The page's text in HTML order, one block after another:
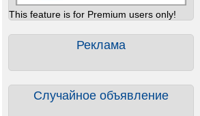
This feature is for Premium users only!
Реклама
Случайное объявление